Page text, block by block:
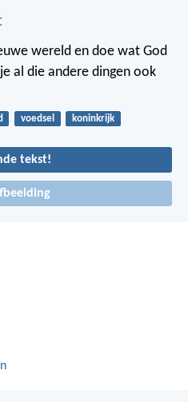
wereld en doe wat God
al die andere dingen ook
voedsel koninkrijk
tekst!